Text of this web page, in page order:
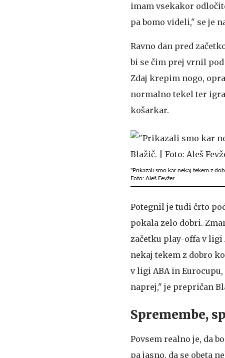
imam vsekakor
pa bomo videli," se je
Ravno dan pred
bi se čim prej vrnil pod
Zdaj krepim nogo,
normalno tekel ter
košarkar.
"Prikazali smo kar nekaj tekem z
Foto: Aleš Fevžer
Potegnil je tudi črto
pokala zelo dobri.
začetku play-offa v
nekaj tekem z dobro
v ligi ABA in
naprej," je prepričan
Spremembe,
Povsem realno je, da
pa jasno, da se obeta